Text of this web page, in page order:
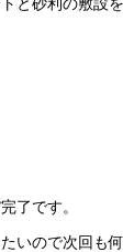
了です。
いので次回も